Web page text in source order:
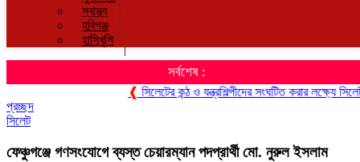
স্বাস্থ্য
হবিগঞ্জ
হাসিখুশি
সর্বশেষ :
সিলেটের কন্ঠ ও যন্ত্রশিল্পীদের সংঘটিত করার লক্ষ্যে সিলেট
প্রচ্ছদ
সিলেট
ফেঞ্চুগঞ্জে গণসংযোগে ব্যস্ত চেয়ারম্যান পদপ্রার্থী মো. নুরুল ইসলাম